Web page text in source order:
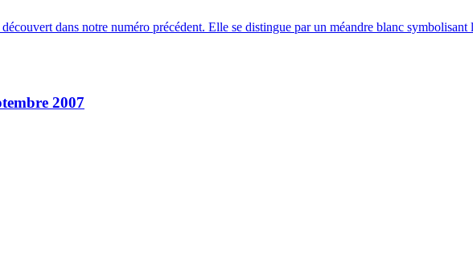
dans notre numéro précédent. Elle se distingue par un méandre blanc
2007